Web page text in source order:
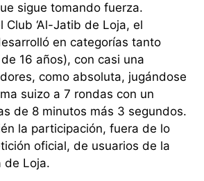
sigue tomando fuerza.
Club ‘Al-Jatib de Loja, el
en categorías tanto
16 años), con casi una
como absoluta, jugándose
suizo a 7 rondas con un
de 8 minutos más 3 segundos.
la participación, fuera de lo
oficial, de usuarios de la
de Loja.